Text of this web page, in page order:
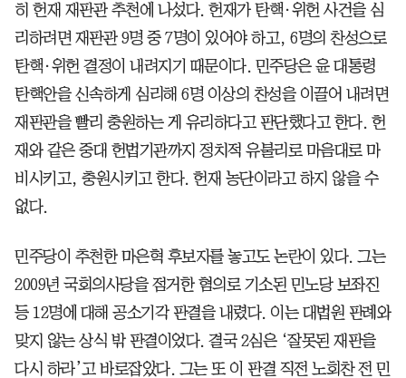
히 헌재 재판관 추천에 나섰다. 헌재가 탄핵·위헌 사건을 심
리하려면 재판관 9명 중 7명이 있어야 하고, 6명의 찬성으로
탄핵·위헌 결정이 내려지기 때문이다. 민주당은 윤 대통령
탄핵안을 신속하게 심리해 6명 이상의 찬성을 이끌어 내려면
재판관을 빨리 충원하는 게 유리하다고 판단했다고 한다. 헌
재와 같은 중대 헌법기관까지 정치적 유불리로 마음대로 마
비시키고, 충원시키고 한다. 헌재 농단이라고 하지 않을 수
없다.
민주당이 추천한 마은혁 후보자를 놓고도 논란이 있다. 그는
2009년 국회의사당을 점거한 혐의로 기소된 민노당 보좌진
등 12명에 대해 공소기각 판결을 내렸다. 이는 대법원 판례와
맞지 않는 상식 밖 판결이었다. 결국 2심은 ‘잘못된 재판을
다시 하라’고 바로잡았다. 그는 또 이 판결 직전 노회찬 전 민